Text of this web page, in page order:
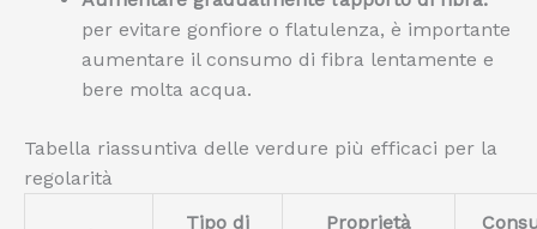
per evitare gonfiore o flatulenza, è importante
aumentare il consumo di fibra lentamente e
bere molta acqua.
Tabella riassuntiva delle verdure più efficaci per la
regolarità
Tipo di
Proprietà